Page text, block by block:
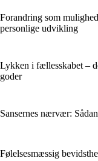
Forandring som
personlige udvikling
Lykken i fællesskabet –
goder
Sansernes nærvær:
Følelsesmæssig